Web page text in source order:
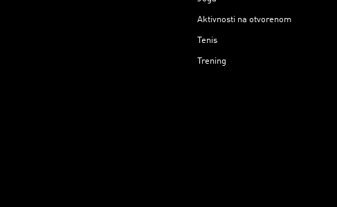
Aktivnosti na otvorenom
Tenis
Trening